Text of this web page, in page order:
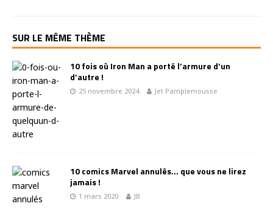
SUR LE MÊME THÈME
10 fois où Iron Man a porté l’armure d’un
d’autre !
25 novembre 2024 Jet Pamplemousse
10 comics Marvel annulés… que vous ne lirez
jamais !
1 mars 2020 JB